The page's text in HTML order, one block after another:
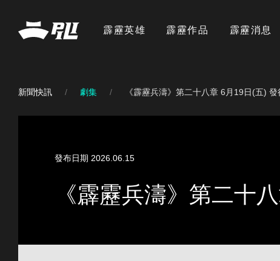
霹靂英雄 霹靂作品 霹靂消息
新聞快訊 劇集 《霹靂兵濤》第二十八章 6月19日(五)
發布日期 2026.06.15
《霹靂兵濤》第二十